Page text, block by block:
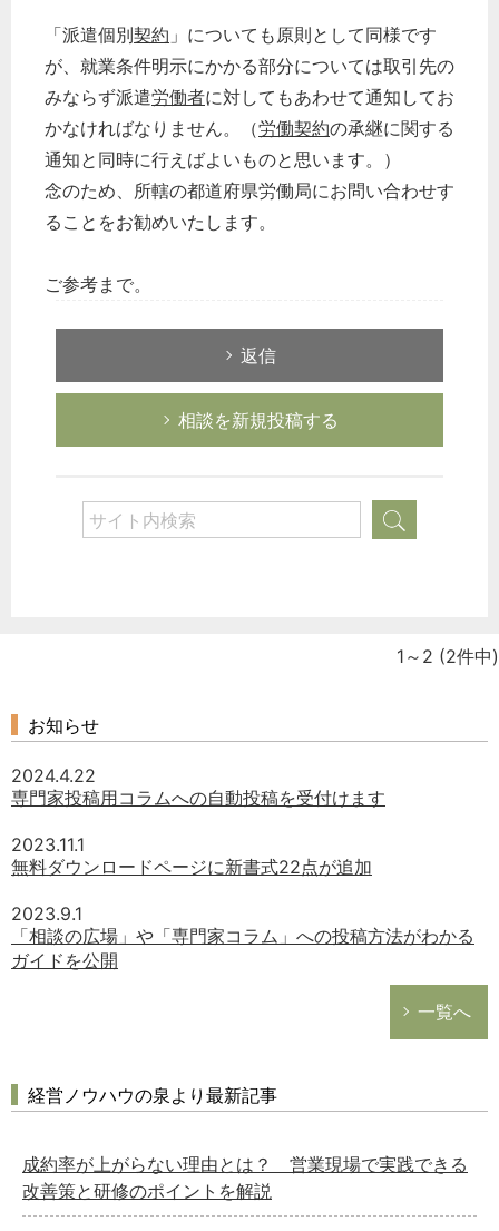
「派遣個別契約 」についても原則として同様です
が、就業条件明示にかかる部分については取引先の
みならず派遣労働者に対してもあわせて通知してお
かなければなりません。（労働契約の承継に関する
通知と同時に行えばよいものと思います。）
念のため、所轄の都道府県労働局にお問い合わせす
ることをお勧めいたします。
ご参考まで。
返信
相談を新規投稿する
選択してください
税務経理
企業法務
1～2 (2件中)
お知らせ
2024.4.22
専門家投稿用コラムへの自動投稿を受付けます
2023.11.1
無料ダウンロードページに新書式22点が追加
2023.9.1
「相談の広場」や「専門家コラム」への投稿方法がわかる
ガイドを公開
一覧へ
経営ノウハウの泉より最新記事
成約率が上がらない理由とは？ 営業現場で実践できる
改善策と研修のポイントを解説